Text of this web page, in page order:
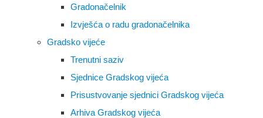
Gradonačelnik
Izvješća o radu gradonačelnika
Gradsko vijeće
Trenutni saziv
Sjednice Gradskog vijeća
Prisustvovanje sjednici Gradskog vijeća
Arhiva Gradskog vijeća